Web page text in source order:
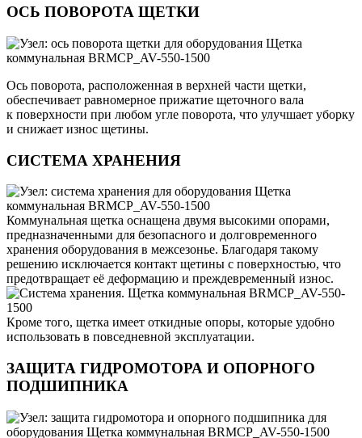
ОСЬ ПОВОРОТА ЩЕТКИ
Ось поворота, расположенная в верхней части щетки,
обеспечивает равномерное прижатие щеточного вала
к поверхности при любом угле поворота, что улучшает уборку
и снижает износ щетины.
СИСТЕМА ХРАНЕНИЯ
Коммунальная щетка оснащена двумя высокими опорами,
предназначенными для безопасного и долговременного
хранения оборудования в межсезонье. Благодаря такому
решению исключается контакт щетины с поверхностью, что
предотвращает её деформацию и преждевременный износ.
Кроме того, щетка имеет откидные опоры, которые удобно
использовать в повседневной эксплуатации.
ЗАЩИТА ГИДРОМОТОРА И ОПОРНОГО
ПОДШИПНИКА